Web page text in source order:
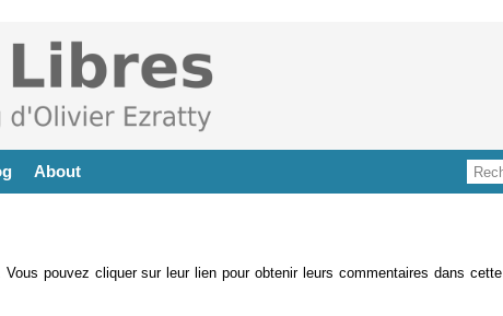
About
pouvez cliquer sur leur lien pour obtenir leurs commentaires dans cette